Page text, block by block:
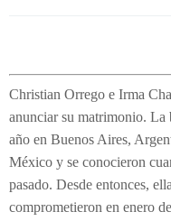
Christian Orrego e Irma
anunciar su matrimonio. La
año en Buenos Aires,
México y se conocieron
pasado. Desde entonces,
comprometieron en enero